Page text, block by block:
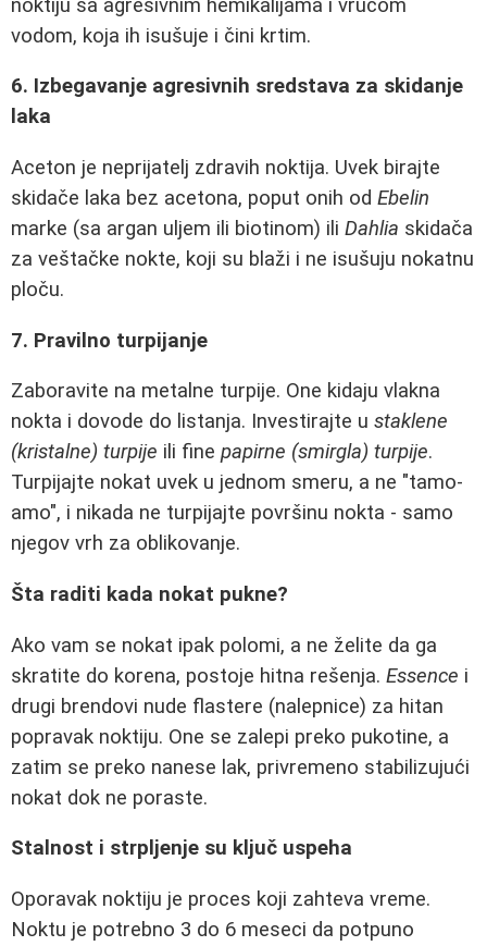
noktiju sa agresivnim hemikalijama i vrućom
vodom, koja ih isušuje i čini krtim.
6. Izbegavanje agresivnih sredstava za skidanje
laka
Aceton je neprijatelj zdravih noktija. Uvek birajte
skidače laka bez acetona, poput onih od Ebelin
marke (sa argan uljem ili biotinom) ili Dahlia skidača
za veštačke nokte, koji su blaži i ne isušuju nokatnu
ploču.
7. Pravilno turpijanje
Zaboravite na metalne turpije. One kidaju vlakna
nokta i dovode do listanja. Investirajte u staklene
(kristalne) turpije ili fine papirne (smirgla) turpije.
Turpijajte nokat uvek u jednom smeru, a ne "tamo-
amo", i nikada ne turpijajte površinu nokta - samo
njegov vrh za oblikovanje.
Šta raditi kada nokat pukne?
Ako vam se nokat ipak polomi, a ne želite da ga
skratite do korena, postoje hitna rešenja. Essence i
drugi brendovi nude flastere (nalepnice) za hitan
popravak noktiju. One se zalepi preko pukotine, a
zatim se preko nanese lak, privremeno stabilizujući
nokat dok ne poraste.
Stalnost i strpljenje su ključ uspeha
Oporavak noktiju je proces koji zahteva vreme.
Noktu je potrebno 3 do 6 meseci da potpuno